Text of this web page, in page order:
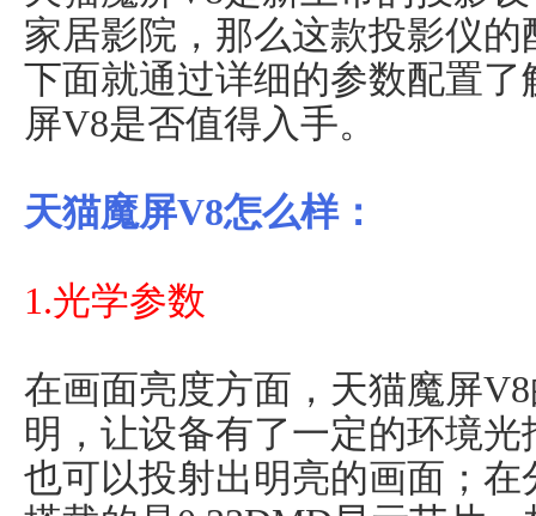
家居影院，那么这款投影仪
下面就通过详细的参数配置
屏V8是否值得入手。
天猫魔屏V8怎么样：
1.光学参数
在画面亮度方面，天猫魔屏
明，让设备有了一定的环境
也可以投射出明亮的画面；